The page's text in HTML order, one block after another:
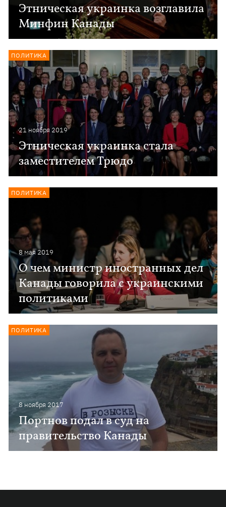
Этническая украинка возглавила
Минфин Канады
21 ноября 2019
Этническая украинка стала
заместителем Трюдо
ПОЛИТИКА
8 мая 2019
О чем министр иностранных дел
Канады говорила с украинскими
политиками
ПОЛИТИКА
8 ноября 2017
Портнов подал в суд на
правительство Канады
ПОЛИТИКА